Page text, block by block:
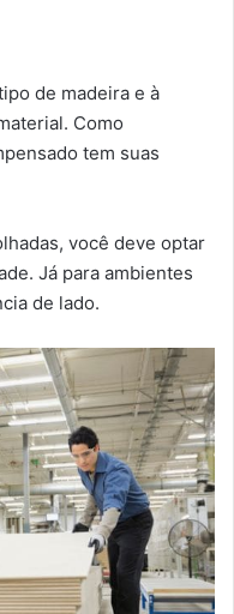
de madeira e à
Como
tem suas
você deve optar
Já para ambientes
de lado.